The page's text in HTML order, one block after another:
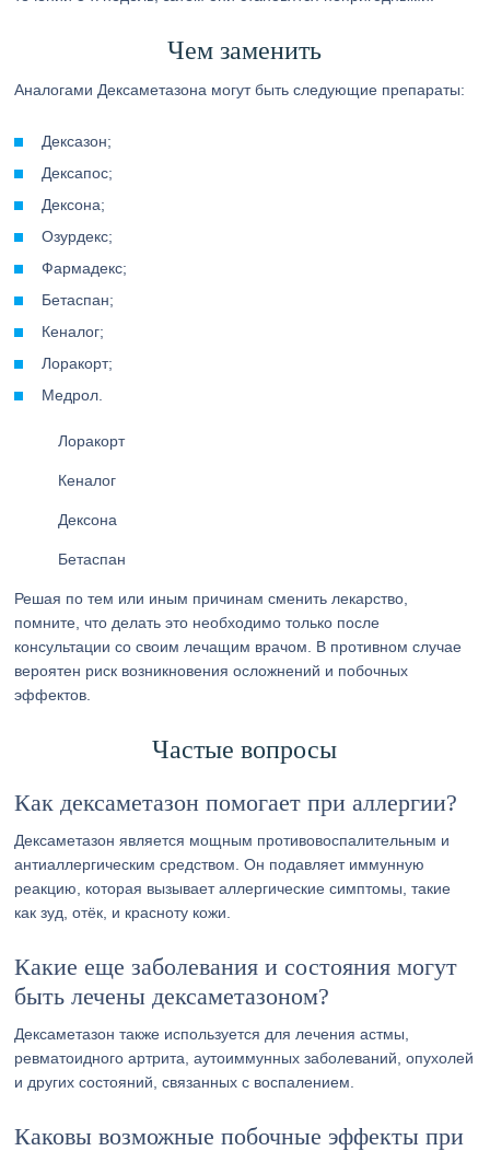
Чем заменить
Аналогами Дексаметазона могут быть следующие препараты:
Дексазон;
Дексапос;
Дексона;
Озурдекс;
Фармадекс;
Бетаспан;
Кеналог;
Лоракорт;
Медрол.
Лоракорт
Кеналог
Дексона
Бетаспан
Решая по тем или иным причинам сменить лекарство,
помните, что делать это необходимо только после
консультации со своим лечащим врачом. В противном случае
вероятен риск возникновения осложнений и побочных
эффектов.
Частые вопросы
Как дексаметазон помогает при аллергии?
Дексаметазон является мощным противовоспалительным и
антиаллергическим средством. Он подавляет иммунную
реакцию, которая вызывает аллергические симптомы, такие
как зуд, отёк, и красноту кожи.
Какие еще заболевания и состояния могут
быть лечены дексаметазоном?
Дексаметазон также используется для лечения астмы,
ревматоидного артрита, аутоиммунных заболеваний, опухолей
и других состояний, связанных с воспалением.
Каковы возможные побочные эффекты при